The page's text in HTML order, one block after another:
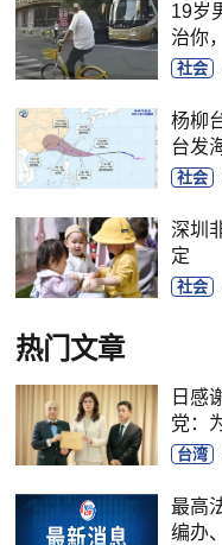
19岁
治你
社会
杨柳
台发
社会
深圳
定
社会
热门文章
日感
党：
台湾
最高
编办